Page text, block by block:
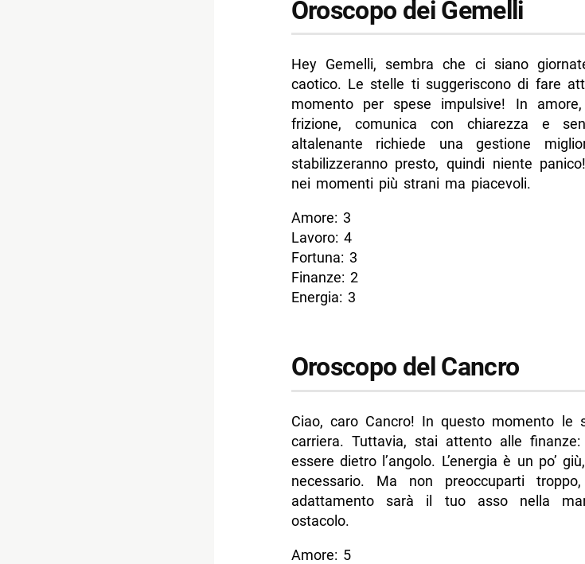
Oroscopo dei Gemelli
Hey Gemelli, sembra che ci siano
caotico. Le stelle ti suggeriscono di fare
momento per spese impulsive! In
frizione, comunica con chiarezza e
altalenante richiede una gestione
stabilizzeranno presto, quindi niente
nei momenti più strani ma piacevoli.
Amore: 3
Lavoro: 4
Fortuna: 3
Finanze: 2
Energia: 3
Oroscopo del Cancro
Ciao, caro Cancro! In questo momento le
carriera. Tuttavia, stai attento alle
essere dietro l’angolo. L’energia è un po’
necessario. Ma non preoccuparti
adattamento sarà il tuo asso nella
ostacolo.
Amore: 5